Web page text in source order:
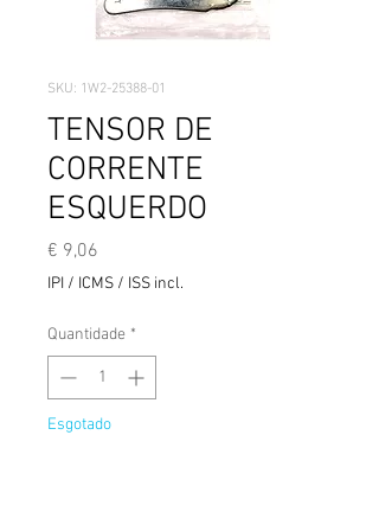
SKU: 1W2-25388-01
TENSOR DE
CORRENTE
ESQUERDO
€ 9,06
IPI / ICMS / ISS incl.
Quantidade *
Esgotado